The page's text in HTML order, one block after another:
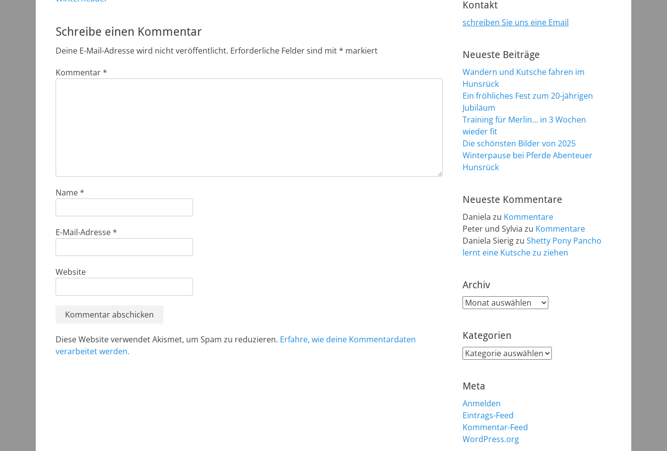
Schreibe einen Kommentar
Deine E-Mail-Adresse wird nicht veröffentlicht. Erforderliche Felder sind mit* markiert
Kommentar*
Name*
E-Mail-Adresse*
Website
Diese Website verwendet Akismet, um Spam zu reduzieren. Erfahre, wie deine Kommentardaten
verarbeitet werden.
Kontakt
schreiben Sie uns eine Email
Neueste Beiträge
Wandern und Kutsche fahren im
Hunsrück
Ein fröhliches Fest zum 20-jährigen
Jubiläum
Training für Merlin… in 3 Wochen
wieder fit
Die schönsten Bilder von 2025
Winterpause bei Pferde Abenteuer
Hunsrück
Neueste Kommentare
Daniela zu Kommentare
Peter und Sylvia zu Kommentare
Daniela Sierigzu Shetty Pony Pancho
lernt eine Kutsche zu ziehen
Archiv
Archiv
Kategorien
Kategorien
Meta
Anmelden
Eintrags-Feed
Kommentar-Feed
WordPress.org